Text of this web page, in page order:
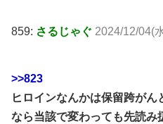
859: さるじゃぐ 2024/12/04(
>>823
ヒロインなんかは保留跨が
なら当該で変わっても先読み